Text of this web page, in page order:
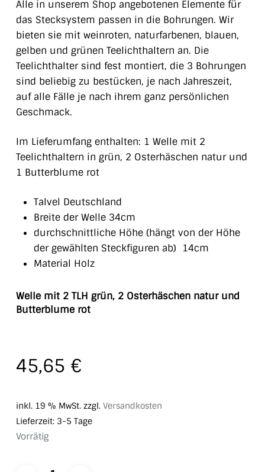
Alle in unserem Shop angebotenen Elemente für
das Stecksystem passen in die Bohrungen. Wir
bieten sie mit weinroten, naturfarbenen, blauen,
gelben und grünen Teelichthaltern an. Die
Teelichthalter sind fest montiert, die 3 Bohrungen
sind beliebig zu bestücken, je nach Jahreszeit,
auf alle Fälle je nach ihrem ganz persönlichen
Geschmack.
Im Lieferumfang enthalten: 1 Welle mit 2
Teelichthaltern in grün, 2 Osterhäschen natur und
1 Butterblume rot
Talvel Deutschland
Breite der Welle 34cm
durchschnittliche Höhe (hängt von der Höhe
der gewählten Steckfiguren ab) 14cm
Material Holz
Welle mit 2 TLH grün, 2 Osterhäschen natur und
Butterblume rot
45,65 €
inkl. 19 % MwSt. zzgl. Versandkosten
Lieferzeit: 3-5 Tage
Vorrätig